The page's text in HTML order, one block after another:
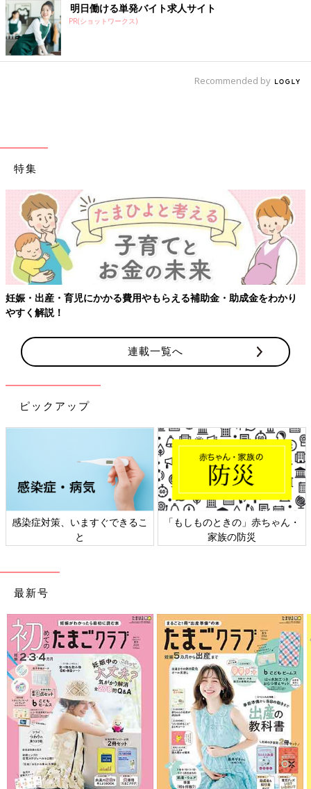
明日働ける単発バイト求人サイト
PR(ショットワークス)
Recommended by
特集
補助金・助成金をわかり
【ワクチン接種できるものも】妊婦の
連載一覧へ
ピックアップ
「もしものときの」赤ちゃん・
家族の防災
日本外来小児科学会リーフレッ
ト検討会
最新号